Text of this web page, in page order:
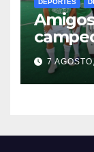
DEPORTES
7